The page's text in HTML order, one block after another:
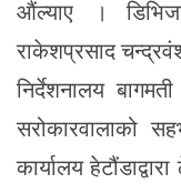
औंल्याए ।
राकेशप्रसाद
निर्देशनालय
सरोकारवालाको
कार्यालय